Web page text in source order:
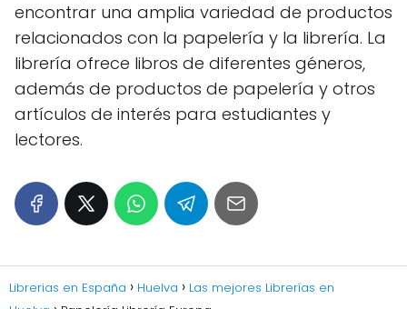
encontrar una amplia variedad de productos
relacionados con la papelería y la librería. La
librería ofrece libros de diferentes géneros,
además de productos de papelería y otros
artículos de interés para estudiantes y
lectores.
Librerias en España Huelva
Las mejores Librerías en